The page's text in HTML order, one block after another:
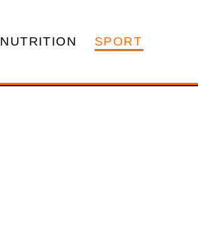
NUTRITION SPORT